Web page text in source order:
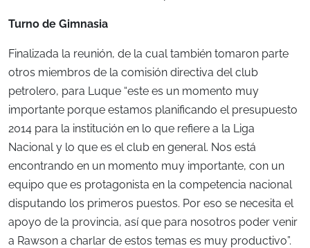
Turno de Gimnasia
Finalizada la reunión, de la cual también tomaron parte
otros miembros de la comisión directiva del club
petrolero, para Luque “este es un momento muy
importante porque estamos planificando el presupuesto
2014 para la institución en lo que refiere a la Liga
Nacional y lo que es el club en general. Nos está
encontrando en un momento muy importante, con un
equipo que es protagonista en la competencia nacional
disputando los primeros puestos. Por eso se necesita el
apoyo de la provincia, así que para nosotros poder venir
a Rawson a charlar de estos temas es muy productivo”.